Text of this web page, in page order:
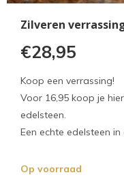
Zilveren
€28,95
Koop een verrassing!
Voor 16,95 koop je
edelsteen.
Een echte edelsteen
Op voorraad